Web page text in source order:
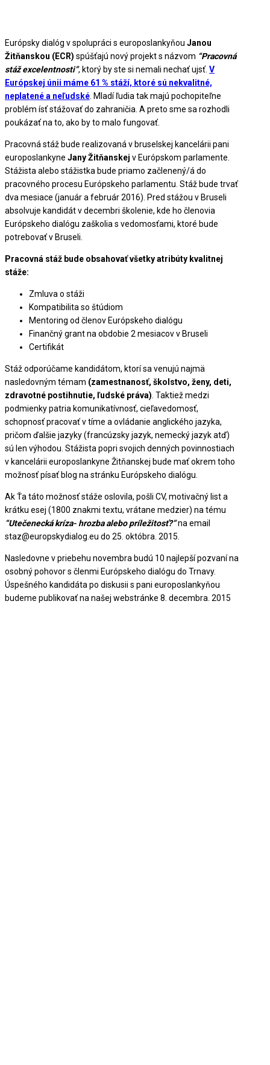
Európsky dialóg v spolupráci s europoslankyňou Janou
Žitňanskou (ECR) spúšťajú nový projekt s názvom “Pracovná
stáž excelentnosti”, ktorý by ste si nemali nechať ujsť. V
Európskej únii máme 61 % stáží, ktoré sú nekvalitné,
neplatené a neľudské . Mladí ľudia tak majú pochopiteľne
problém ísť stážovať do zahraničia. A preto sme sa rozhodli
poukázať na to, ako by to malo fungovať.
Pracovná stáž bude realizovaná v bruselskej kancelárii pani
europoslankyne Jany Žitňanskej v Európskom parlamente.
Stážista alebo stážistka bude priamo začlenený/á do
pracovného procesu Európskeho parlamentu. Stáž bude trvať
dva mesiace (január a február 2016). Pred stážou v Bruseli
absolvuje kandidát v decembri školenie, kde ho členovia
Európskeho dialógu zaškolia s vedomosťami, ktoré bude
potrebovať v Bruseli.
Pracovná stáž bude obsahovať všetky atribúty kvalitnej
stáže:
Zmluva o stáži
Kompatibilita so štúdiom
Mentoring od členov Európskeho dialógu
Finančný grant na obdobie 2 mesiacov v Bruseli
Certifikát
Stáž odporúčame kandidátom, ktorí sa venujú najmä
nasledovným témam (zamestnanosť, školstvo, ženy, deti,
zdravotné postihnutie, ľudské práva) . Taktiež medzi
podmienky patria komunikatívnosť, cieľavedomosť,
schopnosť pracovať v tíme a ovládanie anglického jazyka,
pričom ďalšie jazyky (francúzsky jazyk, nemecký jazyk atď)
sú len výhodou. Stážista popri svojich denných povinnostiach
v kancelárii europoslankyne Žitňanskej bude mať okrem toho
možnosť písať blog na stránku Európskeho dialógu.
Ak Ťa táto možnosť stáže oslovila, pošli CV, motivačný list a
krátku esej (1800 znakmi textu, vrátane medzier) na tému
“Utečenecká kríza- hrozba alebo príležitosť?”na email
staz@europskydialog.eu do 25. októbra. 2015.
Nasledovne v priebehu novembra budú 10 najlepší pozvaní na
osobný pohovor s členmi Európskeho dialógu do Trnavy.
Úspešného kandidáta po diskusii s pani europoslankyňou
budeme publikovať na našej webstránke 8. decembra. 2015